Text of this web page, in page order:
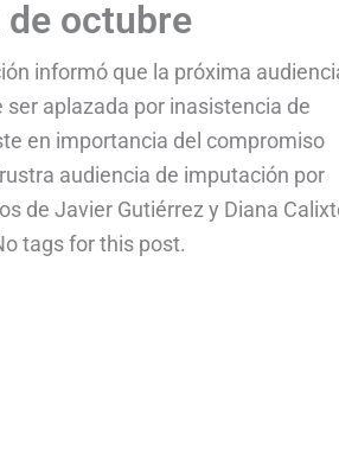
de octubre
informó que la próxima
aplazada por inasistencia de
en importancia del compromiso
audiencia de imputación por
de Javier Gutiérrez y Diana
tags for this post.